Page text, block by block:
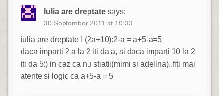
Iulia are dreptate says:
30 September 2011 at 10:33
iulia are dreptate ! (2a+10):2-a = a+5-a=5
daca imparti 2 a la 2 iti da a, si daca imparti 10 la 2
iti da 5:) in caz ca nu stiatii(mimi si adelina)..fiti mai
atente si logic ca a+5-a = 5